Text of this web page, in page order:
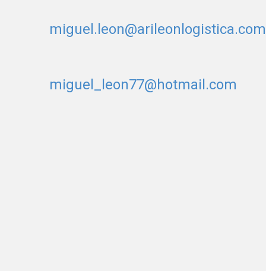
miguel.leon@arileonlogistica.com
miguel_leon77@hotmail.com